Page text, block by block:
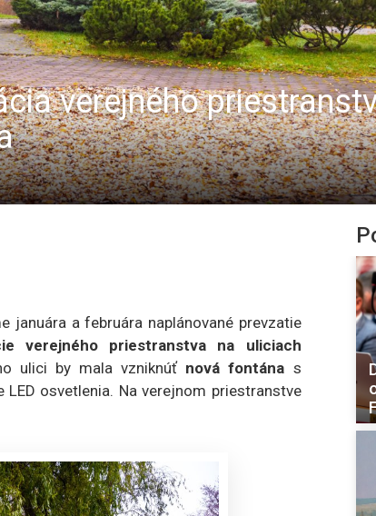
verejného
januára a februára naplánované prevzatie
verejného priestranstva na uliciach
ulici by mala vzniknúť nová fontána s
osvetlenia. Na verejnom priestranstve